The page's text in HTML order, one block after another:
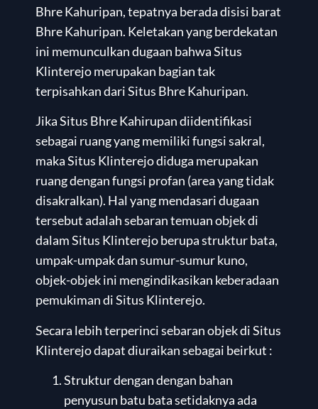
Bhre Kahuripan, tepatnya berada disisi barat
Bhre Kahuripan. Keletakan yang berdekatan
ini memunculkan dugaan bahwa Situs
Klinterejo merupakan bagian tak
terpisahkan dari Situs Bhre Kahuripan.
Jika Situs Bhre Kahirupan diidentifikasi
sebagai ruang yang memiliki fungsi sakral,
maka Situs Klinterejo diduga merupakan
ruang dengan fungsi profan (area yang tidak
disakralkan). Hal yang mendasari dugaan
tersebut adalah sebaran temuan objek di
dalam Situs Klinterejo berupa struktur bata,
umpak-umpak dan sumur-sumur kuno,
objek-objek ini mengindikasikan keberadaan
pemukiman di Situs Klinterejo.
Secara lebih terperinci sebaran objek di Situs
Klinterejo dapat diuraikan sebagai beirkut :
Struktur dengan dengan bahan
penyusun batu bata setidaknya ada